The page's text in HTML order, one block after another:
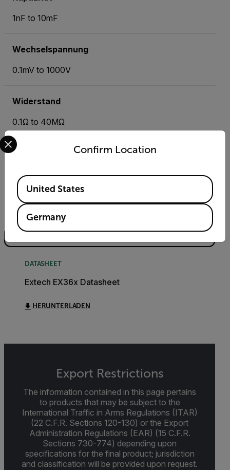
1nF to 10mF
Wechselspannung
0.1mV to 1000V
Widerstand
0.1Ω to 40MΩ
Suchen
DATASHEET
Extech EX36x Datasheet
HERUNTERLADEN
Export Restrictions
The information contained in this page pertains
to products that may be subject to the
International Traffic in Arms Regulations (ITAR)
(22 C.F.R. Sections 120-130) or the Export
Administration Regulations (EAR) (15 C.F.R.
Sections 730-774) depending upon
specifications for the final product; jurisdiction
and classification will be provided upon request.
Confirm Location
Select your preferred country and language from the
Available Locations
United States
Germany